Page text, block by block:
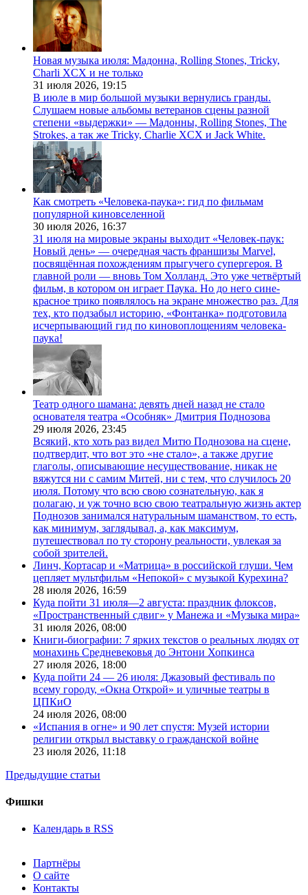
Новая музыка июля: Мадонна, Rolling Stones, Tricky,
Charli XCX и не только
31 июля 2026, 19:15
В июле в мир большой музыки вернулись гранды.
Слушаем новые альбомы ветеранов сцены разной
степени «выдержки» — Мадонны, Rolling Stones, The
Strokes, а так же Tricky, Charlie XCX и Jack White.
Как смотреть «Человека-паука»: гид по фильмам
популярной киновселенной
30 июля 2026, 16:37
31 июля на мировые экраны выходит «Человек-паук:
Новый день» — очередная часть франшизы Marvel,
посвящённая похождениям прыгучего супергероя. В
главной роли — вновь Том Холланд. Это уже четвёртый
фильм, в котором он играет Паука. Но до него сине-
красное трико появлялось на экране множество раз. Для
тех, кто подзабыл историю, «Фонтанка» подготовила
исчерпывающий гид по киновоплощениям человека-
паука!
Театр одного шамана: девять дней назад не стало
основателя театра «Особняк» Дмитрия Поднозова
29 июля 2026, 23:45
Всякий, кто хоть раз видел Митю Поднозова на сцене,
подтвердит, что вот это «не стало», а также другие
глаголы, описывающие несуществование, никак не
вяжутся ни с самим Митей, ни с тем, что случилось 20
июля. Потому что всю свою сознательную, как я
полагаю, и уж точно всю свою театральную жизнь актер
Поднозов занимался натуральным шаманством, то есть,
как минимум, заглядывал, а, как максимум,
путешествовал по ту сторону реальности, увлекая за
собой зрителей.
Линч, Кортасар и «Матрица» в российской глуши. Чем
цепляет мультфильм «Непокой» с музыкой Курехина?
28 июля 2026, 16:59
Куда пойти 31 июля—2 августа: праздник флоксов,
«Пространственный сдвиг» у Манежа и «Музыка мира»
31 июля 2026, 08:00
Книги-биографии: 7 ярких текстов о реальных людях от
монахинь Средневековья до Энтони Хопкинса
27 июля 2026, 18:00
Куда пойти 24 — 26 июля: Джазовый фестиваль по
всему городу, «Окна Открой» и уличные театры в
ЦПКиО
24 июля 2026, 08:00
«Испания в огне» и 90 лет спустя: Музей истории
религии открыл выставку о гражданской войне
23 июля 2026, 11:18
Предыдущие статьи
Фишки
Календарь в RSS
Партнёры
О сайте
Контакты